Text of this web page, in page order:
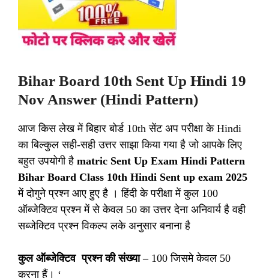
Bihar Board 10th Sent Up Hindi 19
Nov Answer (Hindi Pattern)
आज किस लेख में बिहार बोर्ड 10th सेंट अप परीक्षा के Hindi
का बिल्कुल सही-सही उत्तर साझा किया गया है जो आपके लिए
बहुत उपयोगी है matric Sent Up Exam Hindi Pattern
Bihar Board Class 10th Hindi Sent up exam 2025
में दोगुने प्रश्न आए हुए है । हिंदी के परीक्षा में कुल 100
ऑब्जेक्टिव प्रश्न में से केवल 50 का उत्तर देना अनिवार्य है वही
सब्जेक्टिव प्रश्न विकल्प लके अनुसार बनाना है
कुल ऑब्जेक्टिव प्रश्न की संख्या –100 जिसमे केवल 50
करना हैं। ‘